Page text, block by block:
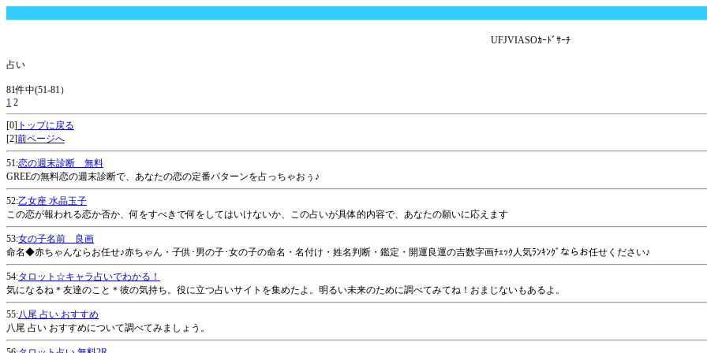
UFJVIASOｶｰﾄﾞｻｰﾁ
占い
81件中(51-81）
1 2
[0] トップに戻る
[2]前ページへ
51:恋の週末診断 無料
GREEの無料恋の週末診断で、あなたの恋の定番パターンを占っちゃおぅ♪
52:乙女座 水晶玉子
この恋が報われる恋か否か、何をすべきで何をしてはいけないか、この占いが具体的内容で、あなたの願いに応えます
53:女の子名前 良画
命名◆赤ちゃんならお任せ♪赤ちゃん・子供･男の子･女の子の命名・名付け・姓名判断・鑑定・開運良運の吉数字画ﾁｪｯｸ人気ﾗﾝｷﾝｸﾞならお任せください♪
54:タロット☆キャラ占いでわかる！
気になるね＊友達のこと＊彼の気持ち。役に立つ占いサイトを集めたよ。明るい未来のために調べてみてね！おまじないもあるよ。
55:八尾 占い おすすめ
八尾 占い おすすめについて調べてみましょう。